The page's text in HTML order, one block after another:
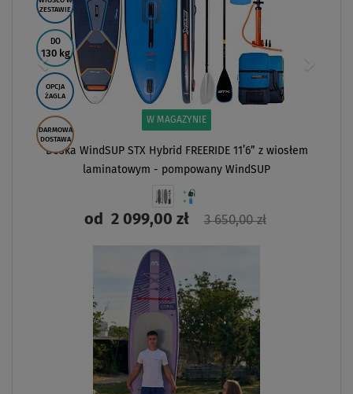
ZESTAWIE
DO
130 kg
OPCJA
ŻAGLA
DARMOWA
DOSTAWA
W MAGAZYNIE
Deska WindSUP STX Hybrid FREERIDE 11’6” z wiosłem
laminatowym - pompowany WindSUP
od2 099,00 zł 3 650,00 zł
ZOBACZ